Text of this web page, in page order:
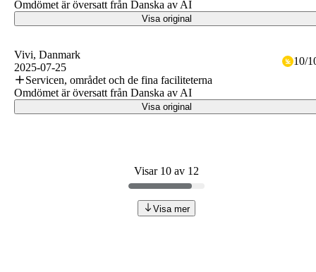
Omdömet är översatt från Danska av AI
Visa original
Vivi, Danmark
2025-07-25
10/
Servicen, området och de fina faciliteterna
Omdömet är översatt från Danska av AI
Visa original
Visar 10 av 12
Visa mer